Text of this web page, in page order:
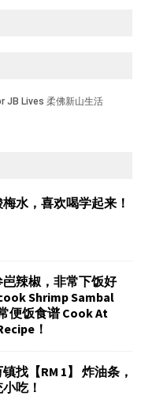
水，喜欢喝学起来！
辣椒，非常下饭好
Shrimp Sambal
便饭食谱 Cook At
！
找【RM 1】 炸油条，
吃！